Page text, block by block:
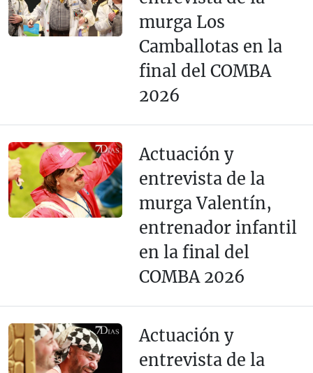
murga Los
Camballotas en la
final del COMBA
2026
Actuación y
entrevista de la
murga Valentín,
entrenador infantil
en la final del
COMBA 2026
Actuación y
entrevista de la